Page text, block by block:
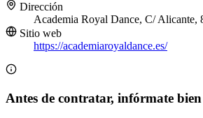
Dirección
Academia Royal Dance, C/ Alicante,
Sitio web
https://academiaroyaldance.es/
Antes de contratar, infórmate bien